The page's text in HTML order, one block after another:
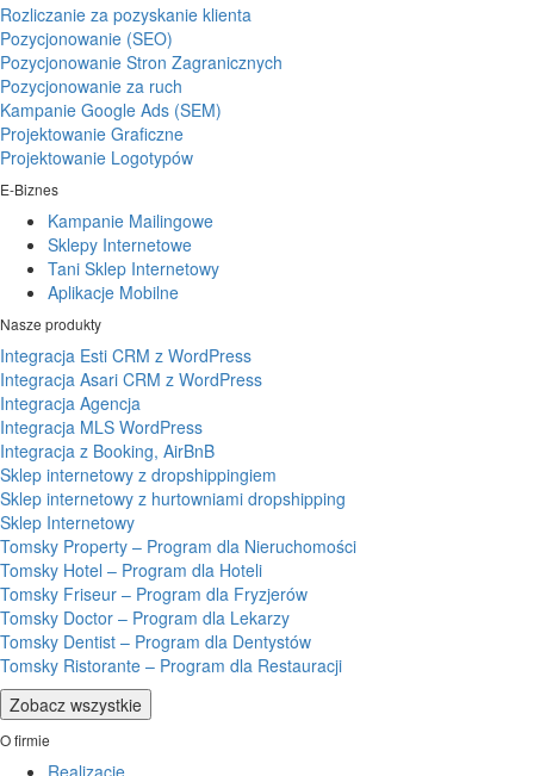
Rozliczanie za pozyskanie klienta
Pozycjonowanie (SEO)
Pozycjonowanie Stron Zagranicznych
Pozycjonowanie za ruch
Kampanie Google Ads (SEM)
Projektowanie Graficzne
Projektowanie Logotypów
E-Biznes
Kampanie Mailingowe
Sklepy Internetowe
Tani Sklep Internetowy
Aplikacje Mobilne
Nasze produkty
Integracja Esti CRM z WordPress
Integracja Asari CRM z WordPress
Integracja Agencja
Integracja MLS WordPress
Integracja z Booking, AirBnB
Sklep internetowy z dropshippingiem
Sklep internetowy z hurtowniami dropshipping
Sklep Internetowy
Tomsky Property – Program dla Nieruchomości
Tomsky Hotel – Program dla Hoteli
Tomsky Friseur – Program dla Fryzjerów
Tomsky Doctor – Program dla Lekarzy
Tomsky Dentist – Program dla Dentystów
Tomsky Ristorante – Program dla Restauracji
Zobacz wszystkie
O firmie
Realizacje